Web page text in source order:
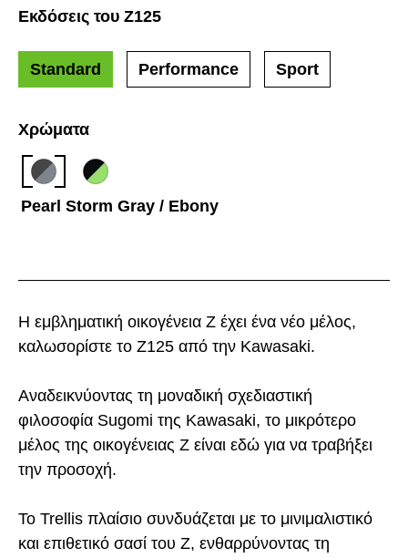
Η εμβληματική οικογένεια Z έχει ένα νέο μέλος,
καλωσορίστε το Z125 από την Kawasaki.
Αναδεικνύοντας τη μοναδική σχεδιαστική
φιλοσοφία Sugomi της Kawasaki, το μικρότερο
μέλος της οικογένειας Z είναι εδώ για να τραβήξει
την προσοχή.
Το Trellis πλαίσιο συνδυάζεται με το μινιμαλιστικό
και επιθετικό σασί του Z, ενθαρρύνοντας τη
Χρώματα
Pearl Storm Gray / Ebony
Εκδόσεις του Z125
Standard Performance Sport